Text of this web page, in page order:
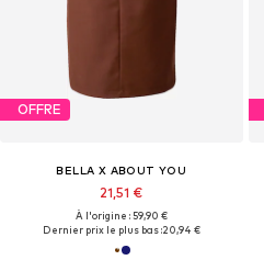
OFFRE
BELLA X ABOUT YOU
21,51 €
À l'origine : 59,90 €
Dernier prix le plus bas :20,94 €